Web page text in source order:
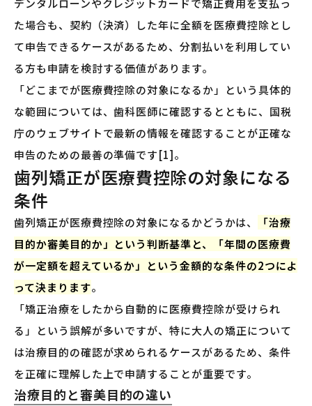
デンタルローンやクレジットカードで矯正費用を支払っ
た場合も、契約（決済）した年に全額を医療費控除とし
て申告できるケースがあるため、分割払いを利用してい
る方も申請を検討する価値があります。
「どこまでが医療費控除の対象になるか」という具体的
な範囲については、歯科医師に確認するとともに、国税
庁のウェブサイトで最新の情報を確認することが正確な
申告のための最善の準備です[1]。
歯列矯正が医療費控除の対象になる
条件
歯列矯正が医療費控除の対象になるかどうかは、
「治療
目的か審美目的か」という判断基準と、「年間の医療費
が一定額を超えているか」という金額的な条件の2つによ
って決まります。
「矯正治療をしたから自動的に医療費控除が受けられ
る」という誤解が多いですが、特に大人の矯正について
は治療目的の確認が求められるケースがあるため、条件
を正確に理解した上で申請することが重要です。
治療目的と審美目的の違い